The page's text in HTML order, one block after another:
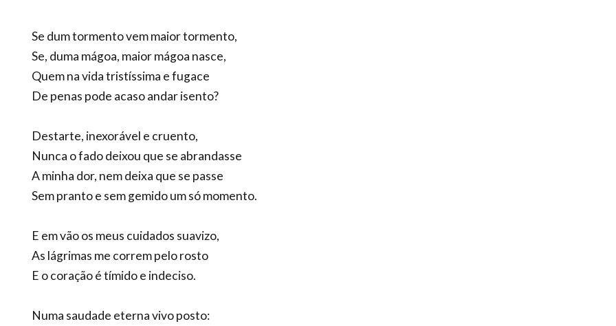
Se dum tormento vem maior tormento,
Se, duma mágoa, maior mágoa nasce,
Quem na vida tristíssima e fugace
De penas pode acaso andar isento?
Destarte, inexorável e cruento,
Nunca o fado deixou que se abrandasse
A minha dor, nem deixa que se passe
Sem pranto e sem gemido um só momento.
E em vão os meus cuidados suavizo,
As lágrimas me correm pelo rosto
E o coração é tímido e indeciso.
Numa saudade eterna vivo posto: